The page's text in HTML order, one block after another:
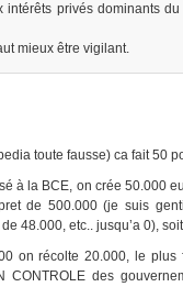
intérêts privés dominants
mieux être vigilant.
toute fausse) ca fait 50
à la BCE, on crée 50.000
de 500.000 (je suis
48.000, etc.. jusqu’a 0),
on récolte 20.000, le plus
des